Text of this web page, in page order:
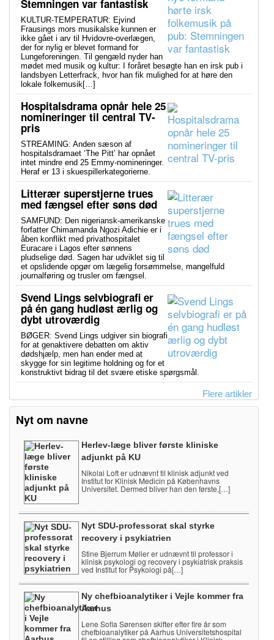
Stemningen var fantastisk
KULTUR-TEMPERATUR: Ejvind
Frausings mors musikalske kunnen er
ikke gået i arv til Hvidovre-overlægen,
der for nylig er blevet formand for
Lungeforeningen. Til gengæld nyder han
mødet med musik og kultur: I foråret besøgte han en irsk pub i
landsbyen Letterfrack, hvor han fik mulighed for at høre den
lokale folkemusik[…]
Hospitalsdrama opnår hele 25
nomineringer til central TV-
pris
STREAMING: Anden sæson af
hospitalsdramaet ‘The Pitt’ har opnået
intet mindre end 25 Emmy-nomineringer.
Heraf er 13 i skuespillerkategorierne.
Litterær superstjerne trues
med fængsel efter søns død
SAMFUND: Den nigeriansk-amerikanske
forfatter Chimamanda Ngozi Adichie er i
åben konflikt med privathospitalet
Euracare i Lagos efter sønnens
pludselige død. Sagen har udviklet sig til
et opslidende opgør om lægelig forsømmelse, mangelfuld
journalføring og trusler om fængsel.
Svend Lings selvbiografi er
på én gang hudløst ærlig og
dybt utroværdig
BØGER: Svend Lings udgiver sin biografi
for at genaktivere debatten om aktiv
dødshjælp, men han ender med at
skygge for sin legitime holdning og for et
konstruktivt bidrag til det svære etiske spørgsmål.
Flere artikler
Nyt om navne
Herlev-læge bliver første kliniske
adjunkt på KU
Nikolai Loft er udnævnt til klinisk adjunkt ved
Institut for Klinisk Medicin på Københavns
Universitet. Dermed bliver han den første,[…]
Nyt SDU-professorat skal styrke
recovery i psykiatrien
Stine Bjerrum Møller er udnævnt til professor i
klinisk psykologi og recovery i psykiatrisk praksis
ved Institut for Psykologi på[…]
Ny chefbioanalytiker i Vejle kommer fra
Aarhus
Lene Sofia Sørensen skifter efter fire år som
chefbioanalytiker på Aarhus Universitetshospital